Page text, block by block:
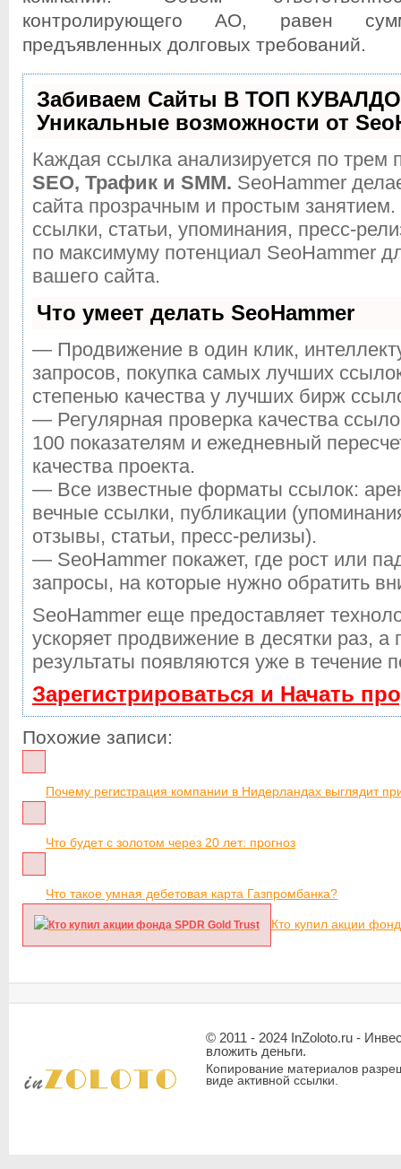
контролирующего АО, равен
предъявленных долговых требований.
Забиваем Сайты В ТОП
Уникальные возможности от
Каждая ссылка анализируется по трем
SEO, Трафик и SMM. SeoHammer
сайта прозрачным и простым
ссылки, статьи, упоминания, пресс-
по максимуму потенциал SeoHammer
вашего сайта.
Что умеет делать SeoHammer
— Продвижение в один клик,
запросов, покупка самых лучших
степенью качества у лучших бирж
— Регулярная проверка качества
100 показателям и ежедневный
качества проекта.
— Все известные форматы ссылок:
вечные ссылки, публикации
отзывы, статьи, пресс-релизы).
— SeoHammer покажет, где рост или
запросы, на которые нужно обратить
SeoHammer еще предоставляет
ускоряет продвижение в десятки раз, а
результаты появляются уже в течение
Зарегистрироваться и Начать
Похожие записи:
Почему регистрация компании в Нидерландах выглядит
Что будет с золотом через 20 лет: прогноз
Что такое умная дебетовая карта Газпромбанка?
Кто купил акции
© 2011 - 2024 InZoloto.ru -
вложить деньги.
Копирование материалов
виде активной ссылки.